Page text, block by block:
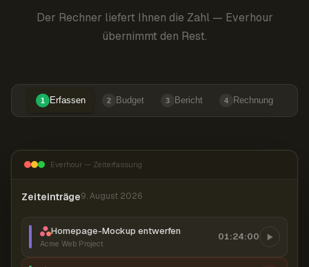
Der Rechner liefert Ihnen die Zahl — Everhour
übernimmt den Rest.
1 Erfassen 2 Budget 3 Bericht 4 Rechnung
Everhour — Zeiterfassung
Zeiteinträge9. August 2026
Homepage-Mockup entwerfen
Acme Web Project
01:24:00